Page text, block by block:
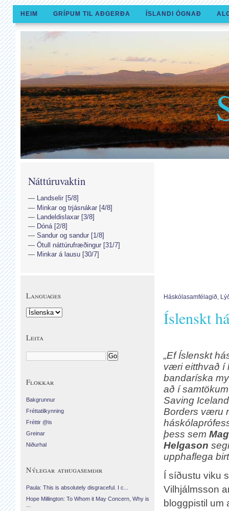
HEIM GRÍPUM TIL AÐGERÐA ÍSLANDI ÓGNAÐ
Háskólasamfélagið,
Íslenskt
„Ef Íslenskt
væri eitthvað í
bandaríska
að í
Saving
Borders væru
þess sem
Helgason
upphaflega
Í síðustu viku
Vilhjálmsson
bloggpistil um
Náttúruvaktin
Landselir [5/8]
Minkar og trjásnákar [4/8]
Landeldislaxar [3/8]
Dóná [2/8]
Sandur og sandur [1/8]
Ötull náttúrufræðingur [31/7]
Minkar á lausu [30/7]
Languages
Leita
Flokkar
Bakgrunnur
Fréttatilkynning
Fréttir @is
Greinar
Niðurhal
Nýlegar athugasemdir
Paula: This is absolutely disgraceful. I c...
Hope Millington: To Whom it May Concern, Why is